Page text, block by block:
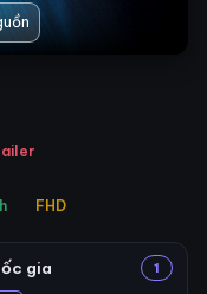
FHD
gia 1